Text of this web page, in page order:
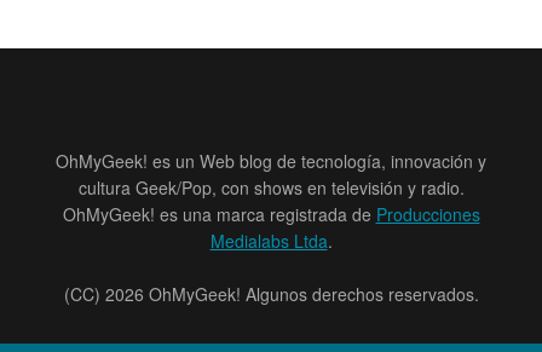
OhMyGeek! es un Web blog de tecnología, innovación y
cultura Geek/Pop, con shows en televisión y radio.
OhMyGeek! es una marca registrada de Producciones
Medialabs Ltda.
(CC) 2026 OhMyGeek! Algunos derechos reservados.